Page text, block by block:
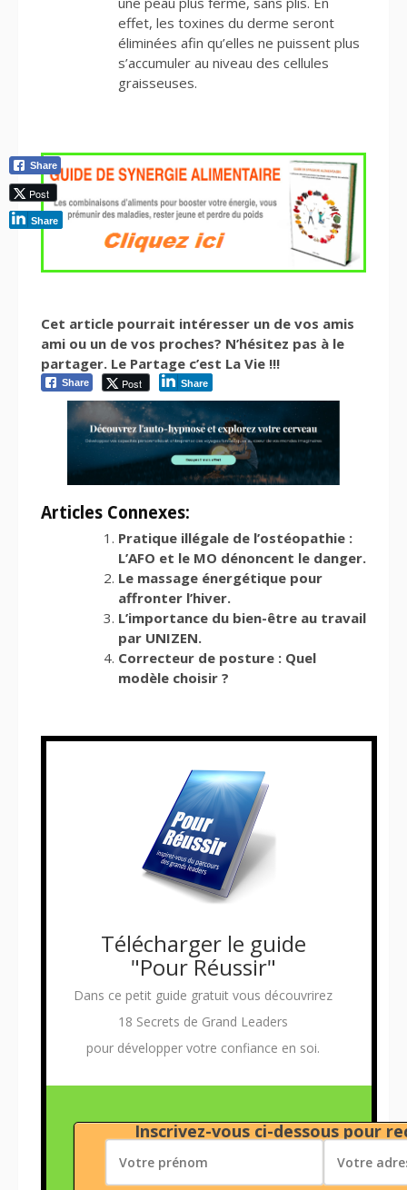
effet, les toxines du derme seront
éliminées afin qu’elles ne puissent plus
s’accumuler au niveau des cellules
graisseuses.
Cet article pourrait intéresser un de vos amis
ami ou un de vos proches? N’hésitez pas à le
partager. Le Partage c’est La Vie !!!
Share Post Share
Articles Connexes:
Pratique illégale de l’ostéopathie :
L’AFO et le MO dénoncent le danger.
Le massage énergétique pour
affronter l’hiver.
L’importance du bien-être au travail
par UNIZEN.
Correcteur de posture : Quel
modèle choisir ?
Télécharger le guide
"Pour Réussir"
Dans ce petit guide gratuit vous découvrirez
18 Secrets de Grand Leaders
pour développer votre confiance en soi.
Inscrivez-vous ci-dessous pour
Share
Post
Share